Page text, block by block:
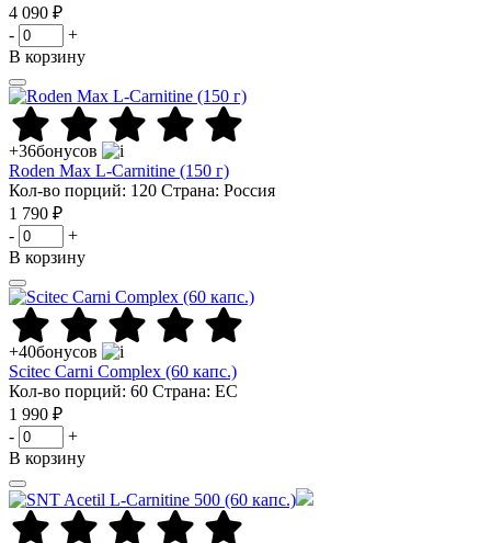
4 090 ₽
-
+
В корзину
+36бонусов
Roden Max L-Carnitine (150 г)
Кол-во порций: 120 Страна: Россия
1 790 ₽
-
+
В корзину
+40бонусов
Scitec Carni Complex (60 капс.)
Кол-во порций: 60 Страна: ЕС
1 990 ₽
-
+
В корзину